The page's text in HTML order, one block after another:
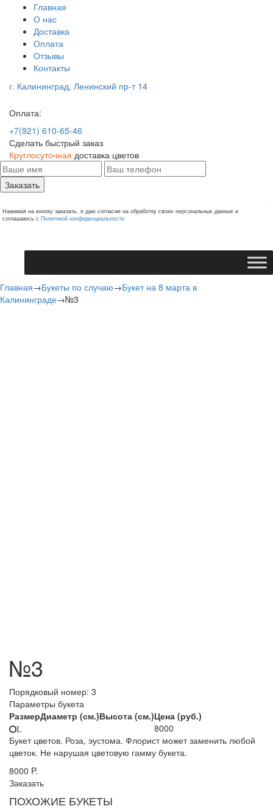
Главная
О нас
Доставка
Оплата
Отзывы
Контакты
г. Калининград, Ленинский пр-т 14
Оплата:
+7(921) 610-65-46
Сделать быстрый заказ
Круглосуточная доставка цветов
Заказать
Нажимая на кнопку заказать, я даю согласие на обработку своих персональных данных и
соглашаюсь с Политикой конфиденциальности
Главная→Букеты по случаю→Букет на 8 марта в
Калининграде→№3
№3
Порядковый номер: 3
Параметры букета
РазмерДиаметр (см.)Высота (см.)Цена (руб.)
L
8000
Букет цветов. Роза, эустома. Флорист может заменить любой
цветок. Не нарушая цветовую гамму букета.
8000 P.
Заказать
ПОХОЖИЕ БУКЕТЫ